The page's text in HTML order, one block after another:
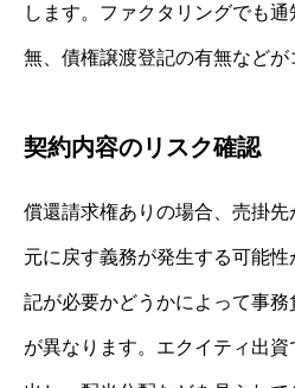
します。ファクタリングでも
無、債権譲渡登記の有無などが
契約内容のリスク確認
償還請求権ありの場合、売掛
元に戻す義務が発生する可能
記が必要かどうかによって事
が異なります。エクイティ出